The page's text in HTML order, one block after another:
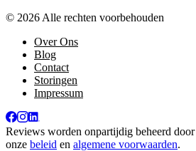
© 2026 Alle rechten voorbehouden
Over Ons
Blog
Contact
Storingen
Impressum
Reviews worden onpartijdig beheerd door
onze beleid en algemene voorwaarden.